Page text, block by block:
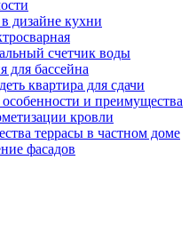
дизайне кухни
счетчик воды
для бассейна
квартира для сдачи
и преимущества
кровли
террасы в частном доме
фасадов